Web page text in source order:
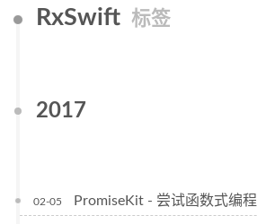
RxSwift 标签
2017
02-05 PromiseKit - 尝试函数式编程